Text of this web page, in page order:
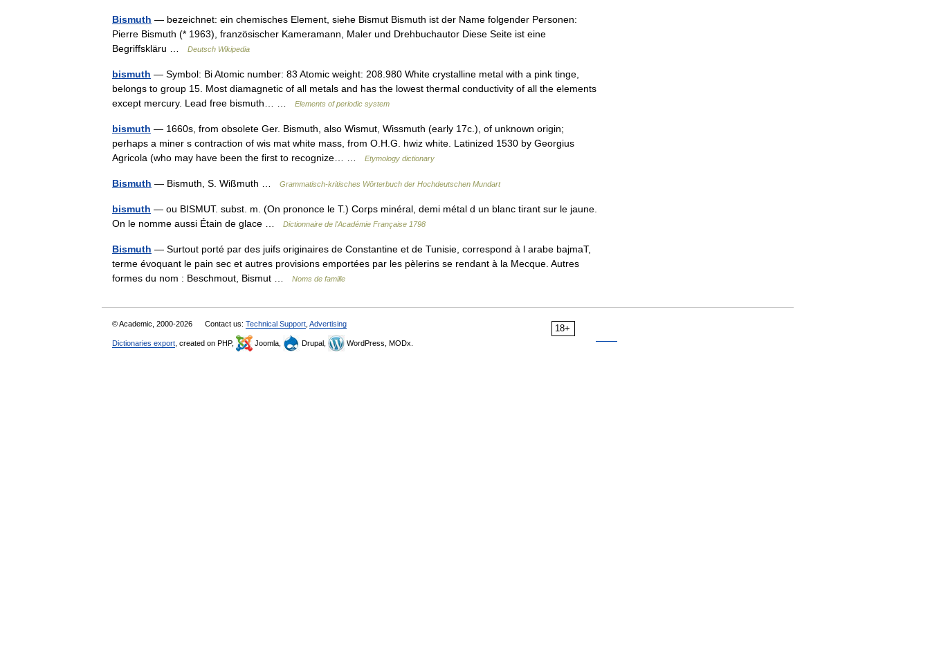
Bismuth — bezeichnet: ein chemisches Element, siehe Bismut Bismuth ist der Name folgender Personen:
Pierre Bismuth (* 1963), französischer Kameramann, Maler und Drehbuchautor Diese Seite ist eine
Begriffskläru …
Deutsch Wikipedia
bismuth — Symbol: Bi Atomic number: 83 Atomic weight: 208.980 White crystalline metal with a pink tinge,
belongs to group 15. Most diamagnetic of all metals and has the lowest thermal conductivity of all the elements
except mercury. Lead free bismuth… …
Elements of periodic system
bismuth — 1660s, from obsolete Ger. Bismuth, also Wismut, Wissmuth (early 17c.), of unknown origin;
perhaps a miner s contraction of wis mat white mass, from O.H.G. hwiz white. Latinized 1530 by Georgius
Agricola (who may have been the first to recognize… …
Etymology dictionary
Bismuth — Bismuth, S. Wißmuth … Grammatisch-kritisches Wörterbuch der Hochdeutschen Mundart
bismuth — ou BISMUT. subst. m. (On prononce le T.) Corps minéral, demi métal d un blanc tirant sur le jaune.
On le nomme aussi Étain de glace …
Dictionnaire de l'Académie Française 1798
Bismuth — Surtout porté par des juifs originaires de Constantine et de Tunisie, correspond à l arabe bajmaT,
terme évoquant le pain sec et autres provisions emportées par les pèlerins se rendant à la Mecque. Autres
formes du nom : Beschmout, Bismut …
Noms de famille
18+
© Academic, 2000-2026 Contact us: Technical Support Advertising
Dictionaries export , created on PHP, Joomla, Drupal, WordPress, MODx.